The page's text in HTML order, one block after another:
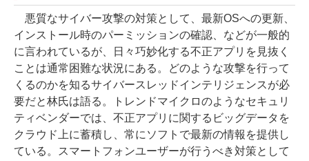
悪質なサイバー攻撃の対策として、最新OSへの更新、
インストール時のパーミッションの確認、などが一般的
に言われているが、日々巧妙化する不正アプリを見抜く
ことは通常困難な状況にある。どのような攻撃を行って
くるのかを知るサイバースレッドインテリジェンスが必
要だと林氏は語る。トレンドマイクロのようなセキュリ
ティベンダーでは、不正アプリに関するビッグデータを
クラウド上に蓄積し、常にソフトで最新の情報を提供し
ている。スマートフォンユーザーが行うべき対策として